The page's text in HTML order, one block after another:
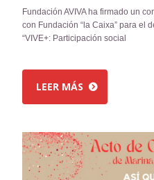
Fundación AVIVA ha firmado un
con Fundación “la Caixa” para el
“VIVE+: Participación social
LEER MÁS